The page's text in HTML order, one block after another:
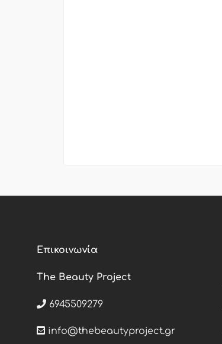
Επικοινωνία
The Beauty Project
6945509279
info@thebeautyproject.gr